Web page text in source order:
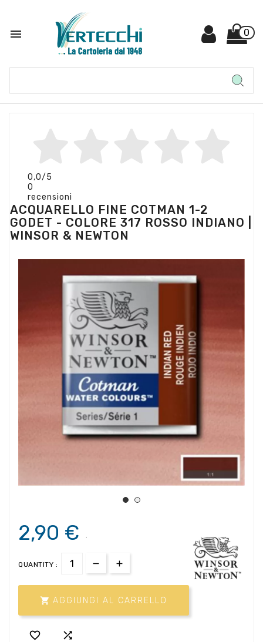
 0
0,0/5
0
recensioni
ACQUARELLO FINE COTMAN 1-2
GODET - COLORE 317 ROSSO INDIANO |
WINSOR & NEWTON
2,90 € .
QUANTITY :
 AGGIUNGI AL CARRELLO
 